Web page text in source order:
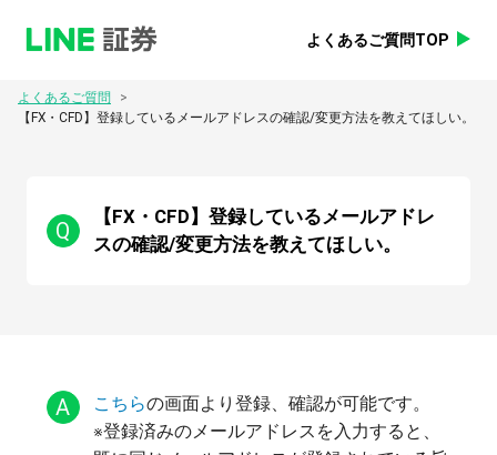
よくあるご質問TOP
よくあるご質問
>
【FX・CFD】登録しているメールアドレスの確認/変更方法を教えてほしい。
Q
【FX・CFD】登録しているメールアドレ
スの確認/変更方法を教えてほしい。
A こちらの画面より登録、確認が可能です。
※登録済みのメールアドレスを入力すると、